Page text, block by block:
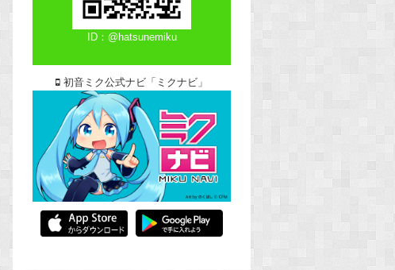
ID：@hatsunemiku
初音ミク公式ナビ「ミクナビ」